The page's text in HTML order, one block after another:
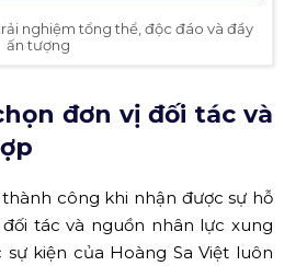
nghiệm tổng thể, độc đáo và đầy
ấn tượng
đơn vị đối tác và
công khi nhận được sự hỗ
tác và nguồn nhân lực xung
kiện của Hoàng Sa Việt luôn